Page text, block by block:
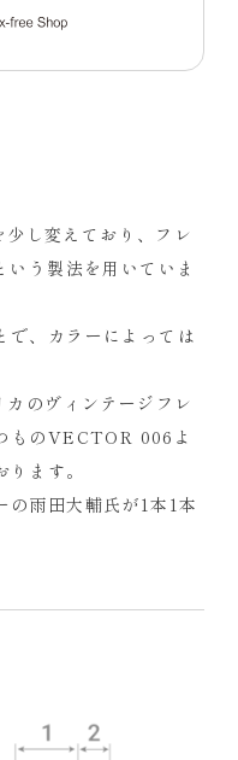
し変えており、フレ
う製法を用いていま
で、カラーによっては
カのヴィンテージフレ
ものVECTOR 006よ
ます。
の雨田大輔氏が1本1本